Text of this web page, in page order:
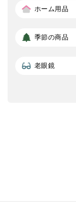
ホーム用品
季節の商品
老眼鏡